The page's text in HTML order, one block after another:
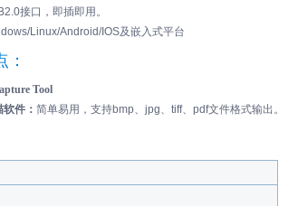
接口，即插即用。
Linux/Android/IOS及嵌入式平台
：
Tool
件： 简单易用，支持bmp、jpg、tiff、pdf文件格式输出。